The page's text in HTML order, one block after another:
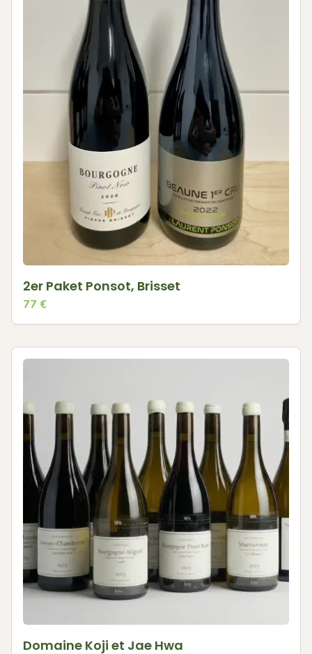
2er Paket Ponsot, Brisset
77 €
Domaine Koji et Jae Hwa